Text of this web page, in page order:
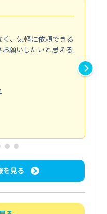
、気軽に依頼できる
願いしたいと思える
を見る